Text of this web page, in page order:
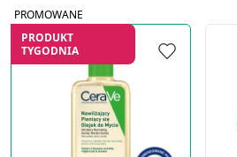
PROMOWANE
PRODUKT
TYGODNIA